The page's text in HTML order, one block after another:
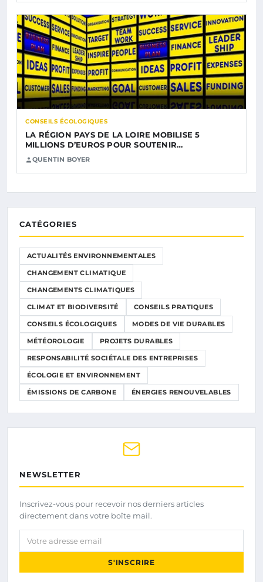
CONSEILS ÉCOLOGIQUES
LA RÉGION PAYS DE LA LOIRE MOBILISE 5
MILLIONS D’EUROS POUR SOUTENIR…
QUENTIN BOYER
CATÉGORIES
ACTUALITÉS ENVIRONNEMENTALES
CHANGEMENT CLIMATIQUE
CHANGEMENTS CLIMATIQUES
CLIMAT ET BIODIVERSITÉ CONSEILS PRATIQUES
CONSEILS ÉCOLOGIQUES MODES DE VIE DURABLES
MÉTÉOROLOGIE PROJETS DURABLES
RESPONSABILITÉ SOCIÉTALE DES ENTREPRISES
ÉCOLOGIE ET ENVIRONNEMENT
ÉMISSIONS DE CARBONE ÉNERGIES RENOUVELABLES
NEWSLETTER
Inscrivez-vous pour recevoir nos derniers articles
directement dans votre boîte mail.
Votre adresse email
S'INSCRIRE